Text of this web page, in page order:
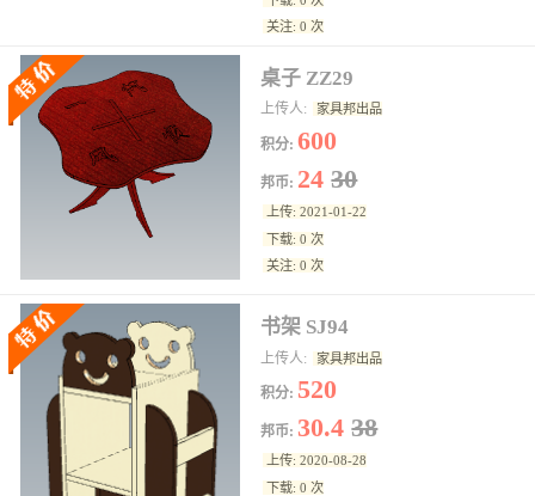
关注: 0 次
桌子 ZZ29
上传人: 家具邦出品
积分:600
邦币: 2430
上传: 2021-01-22
下载: 0 次
关注: 0 次
书架 SJ94
上传人: 家具邦出品
积分: 520
邦币: 30.438
上传: 2020-08-28
下载: 0 次